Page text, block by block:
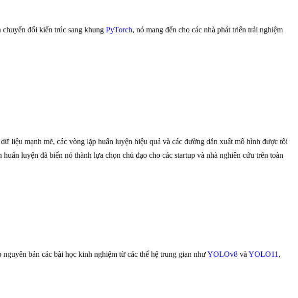
đổi kiến trúc sang khung PyTorch, nó mang đến cho các nhà phát triển trải nghiệm
liệu mạnh mẽ, các vòng lặp huấn luyện hiệu quả và các đường dẫn xuất mô hình được tối
luyện đã biến nó thành lựa chọn chủ đạo cho các startup và nhà nghiên cứu trên toàn
bản các bài học kinh nghiệm từ các thế hệ trung gian nhưYOLOv8 và YOLO11 ,